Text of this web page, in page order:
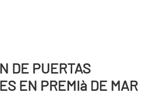
DE PUERTAS
EN PREMIà DE MAR